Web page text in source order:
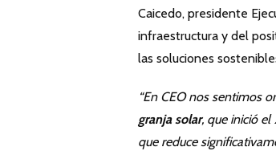
Caicedo, presidente
infraestructura y del
las soluciones
“En CEO nos sentimos
granja solar, que inició el
que reduce